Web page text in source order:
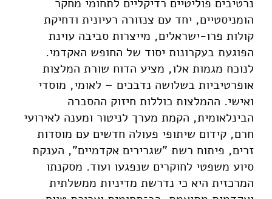
נרטיבים פוליטיים רדיקליים לתחומי מחקר
הומניסטיים, יחד עם צנזורה רעיונית ודחיקת
קולות פרו-ישראלים, מייצרות סביבה עוינת
הפוגעת בעקרונות יסוד של החופש האקדמי.
לנוכח מגמות אלו, מציע הדוח שורת המלצות
אופרטיביות בשלושה נדבכים – לאומי, מוסדי
ואישי. ההמלצות כוללות חיזוק ההסברה
הבינלאומית, הקמת מערך לניטור ומענה לאירועי
חרם, קידום שיתופי פעולה חדשים עם מוסדות
זרים, פיתוח רשת "שגרירים אקדמיים", הענקת
סיוע משפטי לחוקרים שנפגעו ועוד. מסקנתו
המרכזית היא כי נדרשת מדיניות ממשלתית